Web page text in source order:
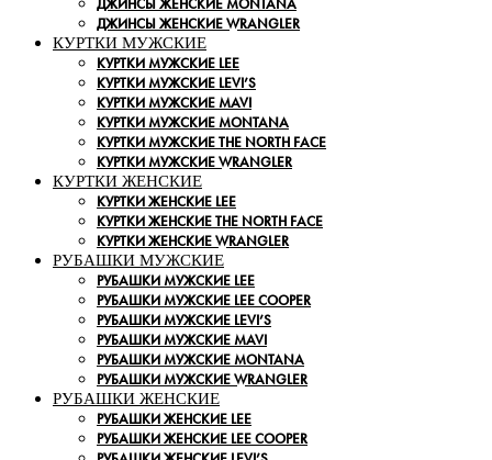
ДЖИНСЫ ЖЕНСКИЕ MONTANA
ДЖИНСЫ ЖЕНСКИЕ WRANGLER
КУРТКИ МУЖСКИЕ
КУРТКИ МУЖСКИЕ LEE
КУРТКИ МУЖСКИЕ LEVI’S
КУРТКИ МУЖСКИЕ MAVI
КУРТКИ МУЖСКИЕ MONTANA
КУРТКИ МУЖСКИЕ THE NORTH FACE
КУРТКИ МУЖСКИЕ WRANGLER
КУРТКИ ЖЕНСКИЕ
КУРТКИ ЖЕНСКИЕ LEE
КУРТКИ ЖЕНСКИЕ THE NORTH FACE
КУРТКИ ЖЕНСКИЕ WRANGLER
РУБАШКИ МУЖСКИЕ
РУБАШКИ МУЖСКИЕ LEE
РУБАШКИ МУЖСКИЕ LEE COOPER
РУБАШКИ МУЖСКИЕ LEVI’S
РУБАШКИ МУЖСКИЕ MAVI
РУБАШКИ МУЖСКИЕ MONTANA
РУБАШКИ МУЖСКИЕ WRANGLER
РУБАШКИ ЖЕНСКИЕ
РУБАШКИ ЖЕНСКИЕ LEE
РУБАШКИ ЖЕНСКИЕ LEE COOPER